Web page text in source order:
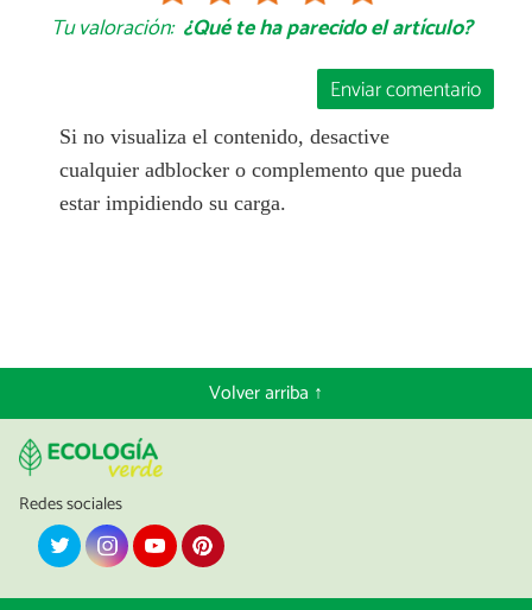
Tu valoración: ¿Qué te ha parecido el artículo?
Enviar comentario
Si no visualiza el contenido, desactive
cualquier adblocker o complemento que pueda
estar impidiendo su carga.
Volver arriba ↑
Redes sociales